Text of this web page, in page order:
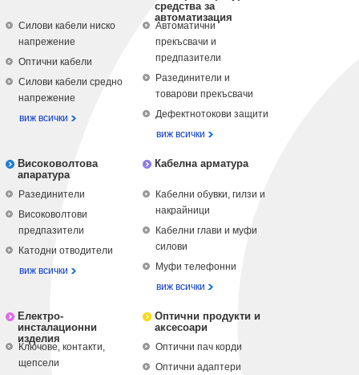
Силови кабели ниско
напрежение
Оптични кабели
Силови кабели средно
напрежение
виж всички
средства за
автоматизация
Автоматични
прекъсвачи и
предпазители
Разединители и
товарови прекъсвачи
Дефектнотокови защити
виж всички
Високоволтова
апаратура
Разединители
Високоволтови
предпазители
Катодни отводители
виж всички
Кабелна арматура
Кабелни обувки, гилзи и
накрайници
Кабелни глави и муфи
силови
Муфи телефонни
виж всички
Електро-
инсталационни
изделия
Ключове, контакти,
щепсели
Оптични продукти и
аксесоари
Оптични пач корди
Оптични адаптери